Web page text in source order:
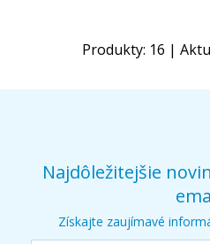
Produkty: 16 |
Najdôležitejšie
Získajte zaujímavé